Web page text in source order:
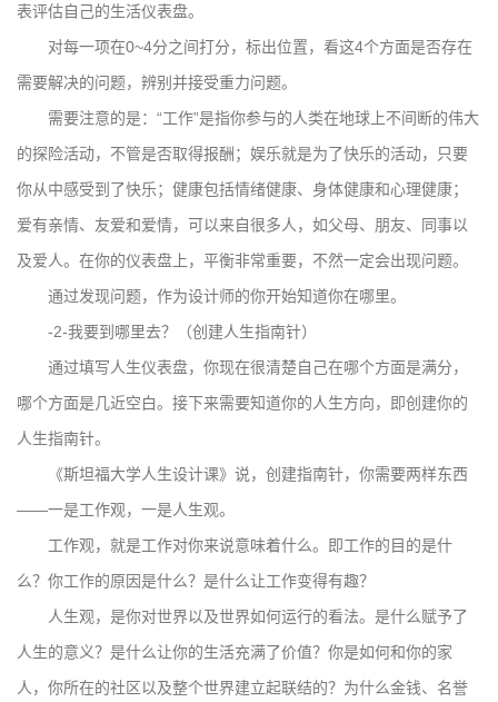
表评估自己的生活仪表盘。
对每一项在0~4分之间打分，标出位置，看这4个方面是否存在
需要解决的问题，辨别并接受重力问题。
需要注意的是：“工作”是指你参与的人类在地球上不间断的伟大
的探险活动，不管是否取得报酬；娱乐就是为了快乐的活动，只要
你从中感受到了快乐；健康包括情绪健康、身体健康和心理健康；
爱有亲情、友爱和爱情，可以来自很多人，如父母、朋友、同事以
及爱人。在你的仪表盘上，平衡非常重要，不然一定会出现问题。
通过发现问题，作为设计师的你开始知道你在哪里。
-2-我要到哪里去？（创建人生指南针）
通过填写人生仪表盘，你现在很清楚自己在哪个方面是满分，
哪个方面是几近空白。接下来需要知道你的人生方向，即创建你的
人生指南针。
《斯坦福大学人生设计课》说，创建指南针，你需要两样东西
——一是工作观，一是人生观。
工作观，就是工作对你来说意味着什么。即工作的目的是什
么？你工作的原因是什么？是什么让工作变得有趣？
人生观，是你对世界以及世界如何运行的看法。是什么赋予了
人生的意义？是什么让你的生活充满了价值？你是如何和你的家
人，你所在的社区以及整个世界建立起联结的？为什么金钱、名誉